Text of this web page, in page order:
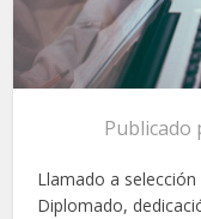
Publicado
Llamado a
Diplomado,